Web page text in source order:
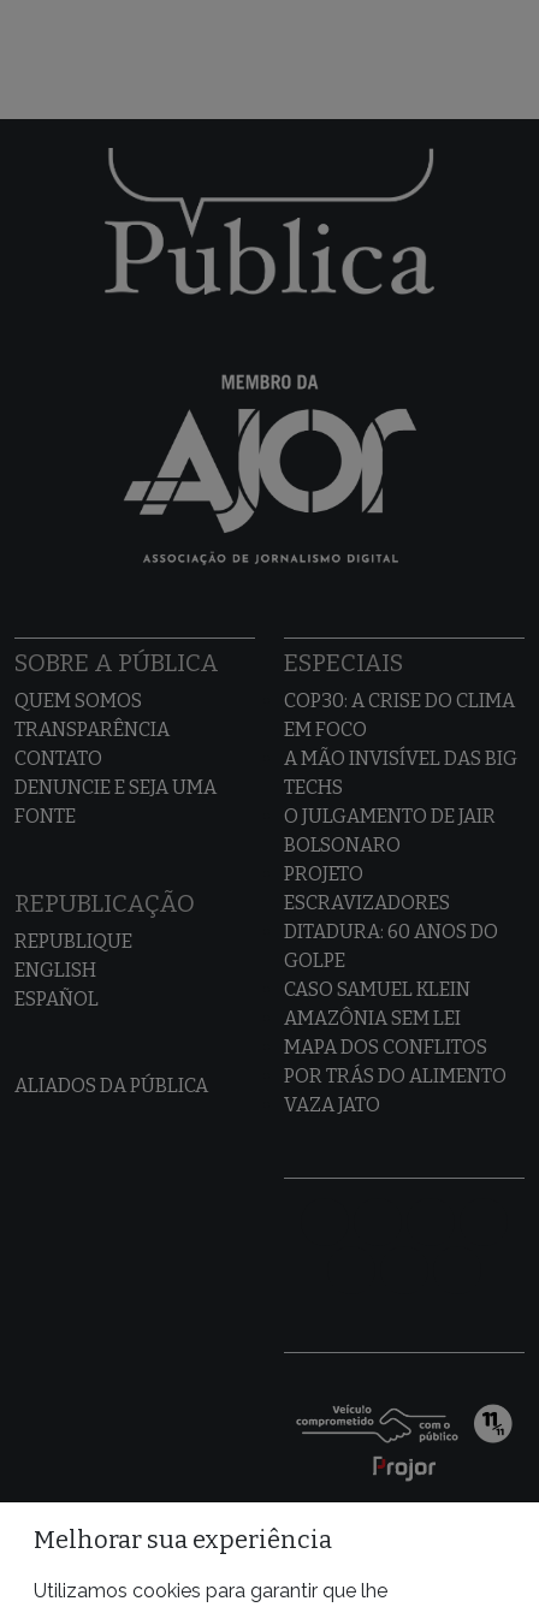
SOBRE A PÚBLICA
QUEM SOMOS
TRANSPARÊNCIA
CONTATO
DENUNCIE E SEJA UMA
FONTE
REPUBLICAÇÃO
REPUBLIQUE
ENGLISH
ESPAÑOL
ALIADOS DA PÚBLICA
ESPECIAIS
COP30: A CRISE DO CLIMA
EM FOCO
A MÃO INVISÍVEL DAS BIG
TECHS
O JULGAMENTO DE JAIR
BOLSONARO
PROJETO
ESCRAVIZADORES
DITADURA: 60 ANOS DO
GOLPE
CASO SAMUEL KLEIN
AMAZÔNIA SEM LEI
MAPA DOS CONFLITOS
POR TRÁS DO ALIMENTO
VAZA JATO
Melhorar sua experiência
Utilizamos cookies para garantir que lhe